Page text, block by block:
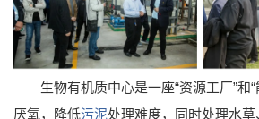
生物有机质中心是一座“资源工厂”和“
厌氧，降低污泥处理难度，同时处理水